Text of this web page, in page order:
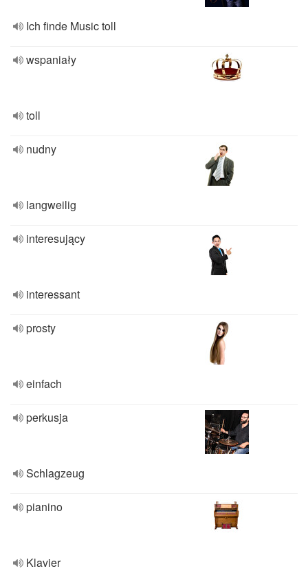
Ich finde Music toll
wspaniały
toll
nudny
langweilig
interesujący
interessant
prosty
einfach
perkusja
Schlagzeug
pianino
Klavier